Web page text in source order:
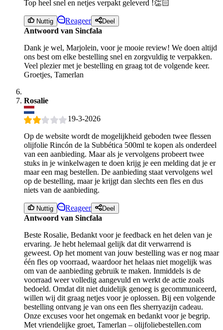
Top heel snel en netjes verpakt geleverd !👏🏻
Nuttig Reageer Deel
Antwoord van Sincfala
Dank je wel, Marjolein, voor je mooie review! We doen altijd
ons best om elke bestelling snel en zorgvuldig te verpakken.
Veel plezier met je bestelling en graag tot de volgende keer.
Groetjes, Tamerlan
Rosalie
19-3-2026
Op de website wordt de mogelijkheid geboden twee flessen
olijfolie Rincón de la Subbética 500ml te kopen als onderdeel
van een aanbieding. Maar als je vervolgens probeert twee
stuks in je winkelwagen te doen krijg je een melding dat je er
maar een mag bestellen. De aanbieding staat vervolgens wel
op de bestelling, maar je krijgt dan slechts een fles en dus
niets van de aanbieding.
Nuttig Reageer Deel
Antwoord van Sincfala
Beste Rosalie, Bedankt voor je feedback en het delen van je
ervaring. Je hebt helemaal gelijk dat dit verwarrend is
geweest. Op het moment van jouw bestelling was er nog maar
één fles op voorraad, waardoor het helaas niet mogelijk was
om van de aanbieding gebruik te maken. Inmiddels is de
voorraad weer volledig aangevuld en werkt de actie zoals
bedoeld. Omdat dit niet duidelijk genoeg is gecommuniceerd,
willen wij dit graag netjes voor je oplossen. Bij een volgende
bestelling ontvang je van ons een fles sherryazijn cadeau.
Onze excuses voor het ongemak en bedankt voor je begrip.
Met vriendelijke groet, Tamerlan – olijfoliebestellen.com